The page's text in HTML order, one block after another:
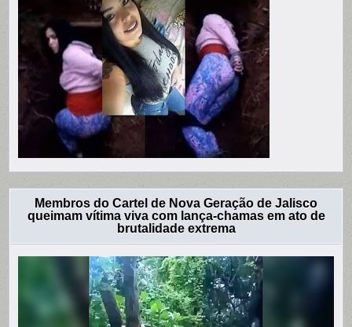
Membros do Cartel de Nova Geração de Jalisco
queimam vítima viva com lança-chamas em ato de
brutalidade extrema